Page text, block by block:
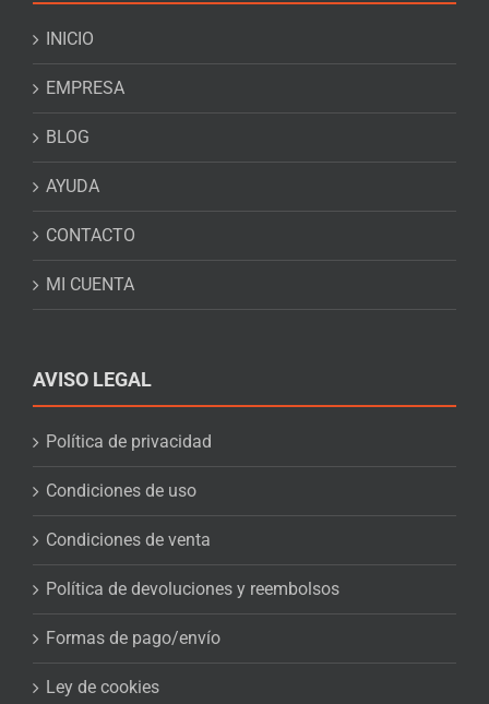
INICIO
EMPRESA
BLOG
AYUDA
CONTACTO
MI CUENTA
AVISO LEGAL
Política de privacidad
Condiciones de uso
Condiciones de venta
Política de devoluciones y reembolsos
Formas de pago/envío
Ley de cookies